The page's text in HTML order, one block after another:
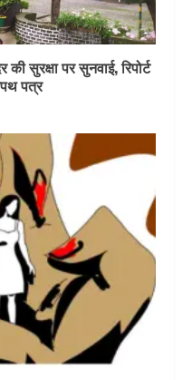
की सुरक्षा पर सुनवाई, रिपोर्ट
पत्र